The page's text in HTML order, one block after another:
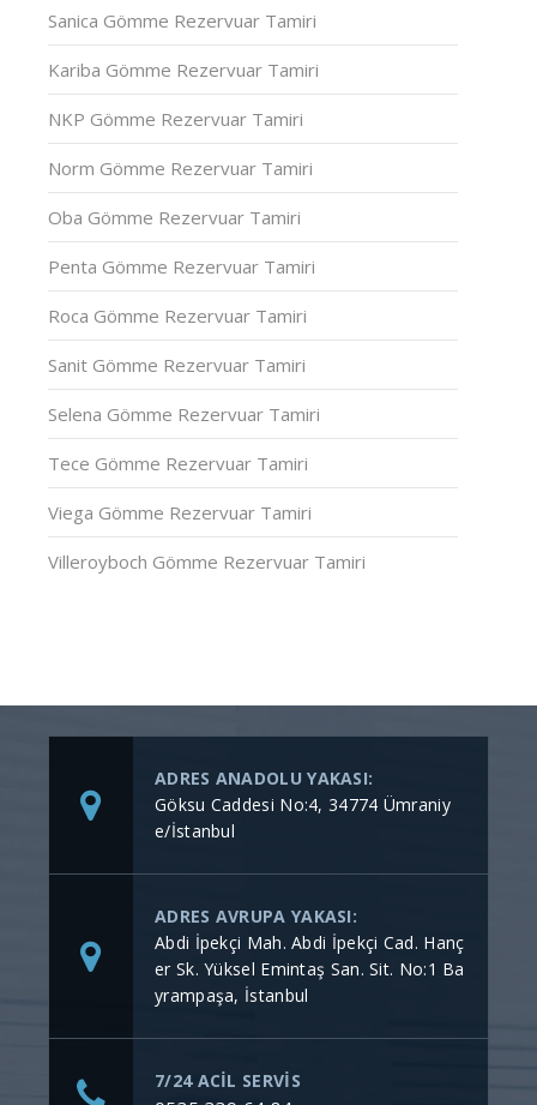
Sanica Gömme Rezervuar Tamiri
Kariba Gömme Rezervuar Tamiri
NKP Gömme Rezervuar Tamiri
Norm Gömme Rezervuar Tamiri
Oba Gömme Rezervuar Tamiri
Penta Gömme Rezervuar Tamiri
Roca Gömme Rezervuar Tamiri
Sanit Gömme Rezervuar Tamiri
Selena Gömme Rezervuar Tamiri
Tece Gömme Rezervuar Tamiri
Viega Gömme Rezervuar Tamiri
Villeroyboch Gömme Rezervuar Tamiri
ADRES ANADOLU YAKASI:
Göksu Caddesi No:4, 34774 Ümraniy
e/İstanbul
ADRES AVRUPA YAKASI:
Abdi İpekçi Mah. Abdi İpekçi Cad. Hanç
er Sk. Yüksel Emintaş San. Sit. No:1 Ba
yrampaşa, İstanbul
7/24 ACİL SERVİS